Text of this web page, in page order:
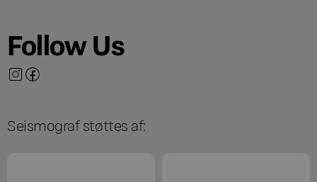
Follow Us
Seismograf støttes af: